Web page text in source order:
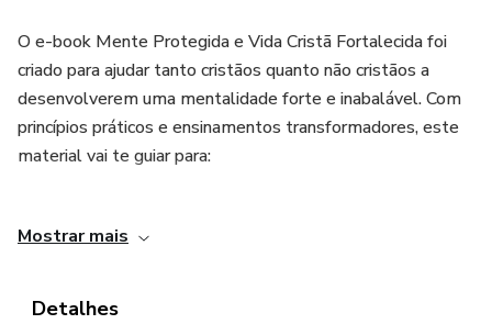
O e-book Mente Protegida e Vida Cristã Fortalecida foi
criado para ajudar tanto cristãos quanto não cristãos a
desenvolverem uma mentalidade forte e inabalável. Com
princípios práticos e ensinamentos transformadores, este
material vai te guiar para:
enfraquecem
Mostrar mais
Detalhes